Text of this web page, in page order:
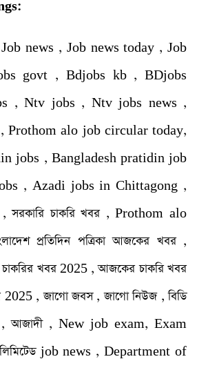
news , Job news today , Job
govt , Bdjobs kb , BDjobs
, Ntv jobs , Ntv jobs news ,
Prothom alo job circular today,
jobs , Bangladesh pratidin job
, Azadi jobs in Chittagong ,
, সরকারি চাকরি খবর , Prothom alo
প্রতিদিন পত্রিকা আজকের খবর ,
চাকরির খবর 2025 , আজকের চাকরি খবর
, জাগো জবস , জাগো নিউজ , বিডি
আজাদী , New job exam, Exam
লিমিটেড job news , Department of